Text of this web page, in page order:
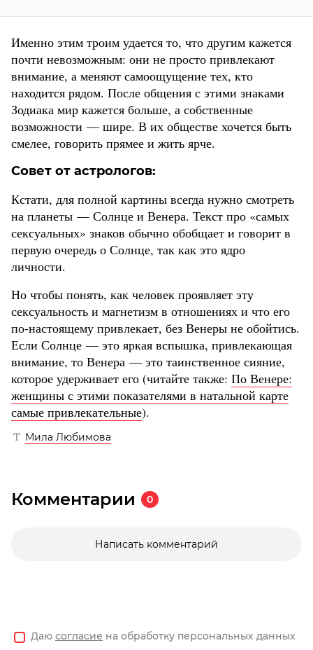
Именно этим троим удается то, что другим кажется
почти невозможным: они не просто привлекают
внимание, а меняют самоощущение тех, кто
находится рядом. После общения с этими знаками
Зодиака мир кажется больше, а собственные
возможности — шире. В их обществе хочется быть
смелее, говорить прямее и жить ярче.
Совет от астрологов:
Кстати, для полной картины всегда нужно смотреть
на планеты — Солнце и Венера. Текст про «самых
сексуальных» знаков обычно обобщает и говорит в
первую очередь о Солнце, так как это ядро
личности.
Но чтобы понять, как человек проявляет эту
сексуальность и магнетизм в отношениях и что его
по-настоящему привлекает, без Венеры не обойтись.
Если Солнце — это яркая вспышка, привлекающая
внимание, то Венера — это таинственное сияние,
которое удерживает его (читайте также: По Венере:
женщины с этими показателями в натальной карте
самые привлекательные).
Мила Любимова
Комментарии 0
Написать комментарий
Даю согласие на обработку персональных данных